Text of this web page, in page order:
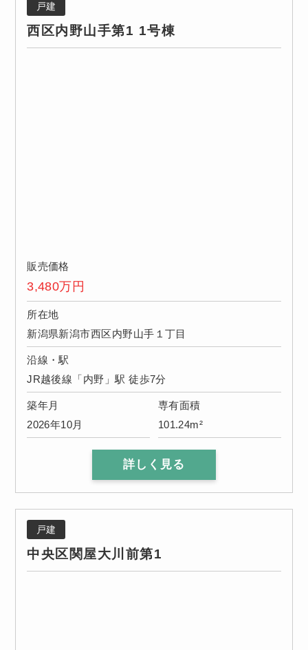
戸建
西区内野山手第1 1号棟
販売価格
3,480万円
所在地
新潟県新潟市西区内野山手１丁目
沿線・駅
JR越後線「内野」駅 徒歩7分
築年月
2026年10月
専有面積
101.24m²
詳しく見る
戸建
中央区関屋大川前第1